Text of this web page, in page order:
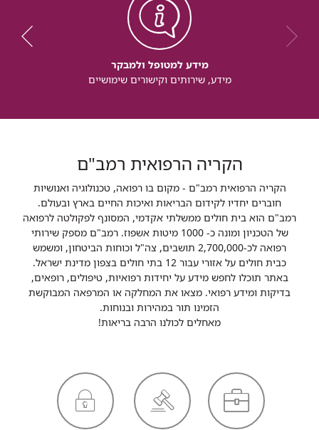
מידע למטופל ולמבקר
מידע, שירותים וקישורים שימושיים
הקריה הרפואית רמב"ם
הקריה הרפואית רמב"ם - מקום בו רפואה, טכנולוגיה ואנושיות
חוברים יחדיו לקידום הבריאות ואיכות החיים בארץ ובעולם.
רמב"ם הוא בית חולים ממשלתי אקדמי, המסונף לפקולטה לרפואה
של הטכניון ומונה כ- 1000 מיטות אשפוז. רמב"ם מספק שירותי
רפואה לכ-2,700,000 תושבים, צה"ל וכוחות הביטחון, ומשמש
כבית חולים על אזורי עבור 12 בתי חולים בצפון מדינת ישראל.
באתר תוכלו לחפש מידע על יחידות רפואיות, טיפולים, רופאים,
בדיקות ומידע רפואי. מצאו את המחלקה או המרפאה המבוקשת
הזמינו תור במהירות ובנוחות.
מאחלים לכולנו הרבה בריאות!